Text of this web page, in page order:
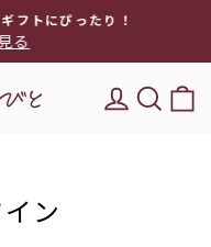
フトにぴったり！
る
キー
ン